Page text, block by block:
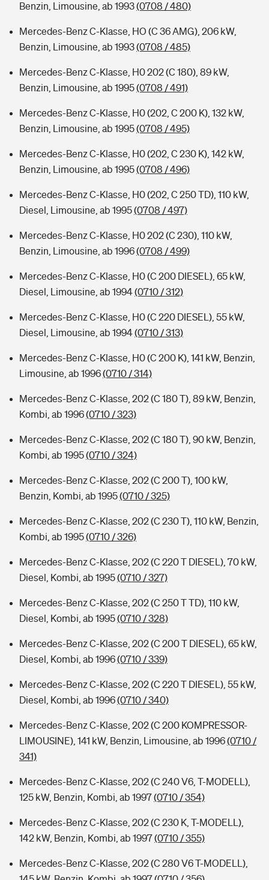
Benzin, Limousine, ab 1993(0708 / 480)
Mercedes-Benz C-Klasse, HO (C 36 AMG), 206 kW,
Benzin, Limousine, ab 1993(0708 / 485)
Mercedes-Benz C-Klasse, H0 202 (C 180), 89 kW,
Benzin, Limousine, ab 1995(0708 / 491)
Mercedes-Benz C-Klasse, H0 (202, C 200 K), 132 kW,
Benzin, Limousine, ab 1995(0708 / 495)
Mercedes-Benz C-Klasse, H0 (202, C 230 K), 142 kW,
Benzin, Limousine, ab 1995(0708 / 496)
Mercedes-Benz C-Klasse, H0 (202, C 250 TD), 110 kW,
Diesel, Limousine, ab 1995(0708 / 497)
Mercedes-Benz C-Klasse, H0 202 (C 230), 110 kW,
Benzin, Limousine, ab 1996(0708 / 499)
Mercedes-Benz C-Klasse, H0 (C 200 DIESEL), 65 kW,
Diesel, Limousine, ab 1994(0710 / 312)
Mercedes-Benz C-Klasse, H0 (C 220 DIESEL), 55 kW,
Diesel, Limousine, ab 1994(0710 / 313)
Mercedes-Benz C-Klasse, H0 (C 200 K), 141 kW, Benzin,
Limousine, ab 1996(0710 / 314)
Mercedes-Benz C-Klasse, 202 (C 180 T), 89 kW, Benzin,
Kombi, ab 1996(0710 / 323)
Mercedes-Benz C-Klasse, 202 (C 180 T), 90 kW, Benzin,
Kombi, ab 1995(0710 / 324)
Mercedes-Benz C-Klasse, 202 (C 200 T), 100 kW,
Benzin, Kombi, ab 1995(0710 / 325)
Mercedes-Benz C-Klasse, 202 (C 230 T), 110 kW, Benzin,
Kombi, ab 1995(0710 / 326)
Mercedes-Benz C-Klasse, 202 (C 220 T DIESEL), 70 kW,
Diesel, Kombi, ab 1995(0710 / 327)
Mercedes-Benz C-Klasse, 202 (C 250 T TD), 110 kW,
Diesel, Kombi, ab 1995(0710 / 328)
Mercedes-Benz C-Klasse, 202 (C 200 T DIESEL), 65 kW,
Diesel, Kombi, ab 1996(0710 / 339)
Mercedes-Benz C-Klasse, 202 (C 220 T DIESEL), 55 kW,
Diesel, Kombi, ab 1996(0710 / 340)
Mercedes-Benz C-Klasse, 202 (C 200 KOMPRESSOR-
LIMOUSINE), 141 kW, Benzin, Limousine, ab 1996(0710 /
341)
Mercedes-Benz C-Klasse, 202 (C 240 V6, T-MODELL),
125 kW, Benzin, Kombi, ab 1997(0710 / 354)
Mercedes-Benz C-Klasse, 202 (C 230 K, T-MODELL),
142 kW, Benzin, Kombi, ab 1997(0710 / 355)
Mercedes-Benz C-Klasse, 202 (C 280 V6 T-MODELL),